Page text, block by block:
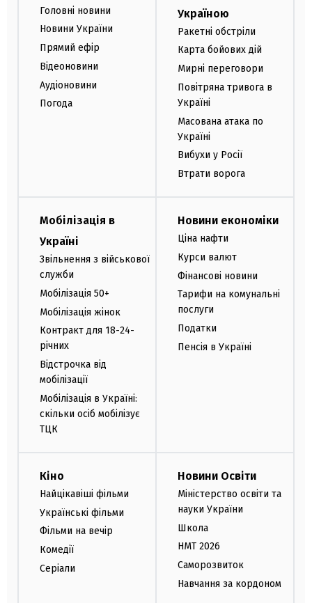
Головні новини
Новини України
Прямий ефір
Відеоновини
Аудіоновини
Погода
Україною
Ракетні обстріли
Карта бойових дій
Мирні переговори
Повітряна тривога в
Україні
Масована атака по
Україні
Вибухи у Росії
Втрати ворога
Мобілізація в
Україні
Звільнення з військової
служби
Мобілізація 50+
Мобілізація жінок
Контракт для 18-24-
річних
Відстрочка від
мобілізації
Мобілізація в Україні:
скільки осіб мобілізує
ТЦК
Новини економіки
Ціна нафти
Курси валют
Фінансові новини
Тарифи на комунальні
послуги
Податки
Пенсія в Україні
Кіно
Найцікавіші фільми
Українські фільми
Фільми на вечір
Комедії
Серіали
Новини Освіти
Міністерство освіти та
науки України
Школа
НМТ 2026
Саморозвиток
Навчання за кордоном